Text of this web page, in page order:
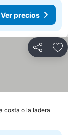
Ver precios
Compartir
costa o la ladera